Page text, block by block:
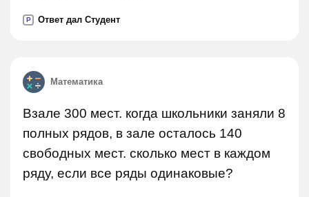
P Ответ дал Студент
Математика
Взале 300 мест. когда школьники заняли 8
полных рядов, в зале осталось 140
свободных мест. сколько мест в каждом
ряду, если все ряды одинаковые?